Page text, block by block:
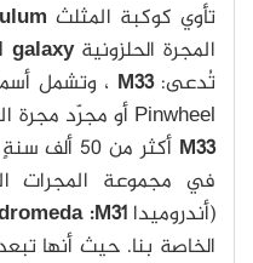
تأوي كوكبة المثلث
المجرة الحلزونيةgalaxy
تُدعى:M33 ، وتشمل
Pinwheel أو مجرّد مجرة المثلث
M33
أكثر من 50
في مجموعة المجرات
(أندروميدا:M31